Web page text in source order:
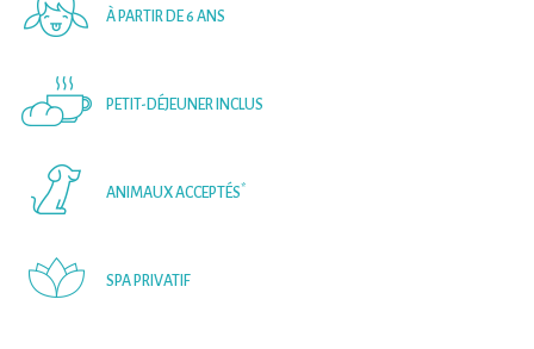
À PARTIR DE 6 ANS
PETIT-DÉJEUNER INCLUS
ANIMAUX ACCEPTÉS*
SPA PRIVATIF